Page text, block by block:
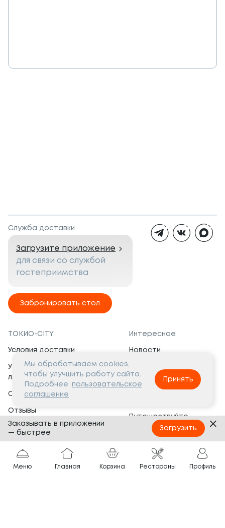
Служба доставки
Загрузите приложение
для связи со службой
гостеприимства
Забронировать стол
ТОКИО-CITY
Условия доставки
Условия программы
лояльности
Сертификаты
Отзывы
Банкеты
Вопросы и ответы
Интересное
Новости
Вакансии
Социальная жизнь
Путешествуйте
с ТОКИО-CITY
Партнёрам
Франшиза
Меню Главная Корзина Рестораны Профиль
Мы обрабатываем cookies,
чтобы улучшить работу сайта.
Подробнее: пользовательское
соглашение
Принять
Заказывать в приложении
— быстрее
Загрузить